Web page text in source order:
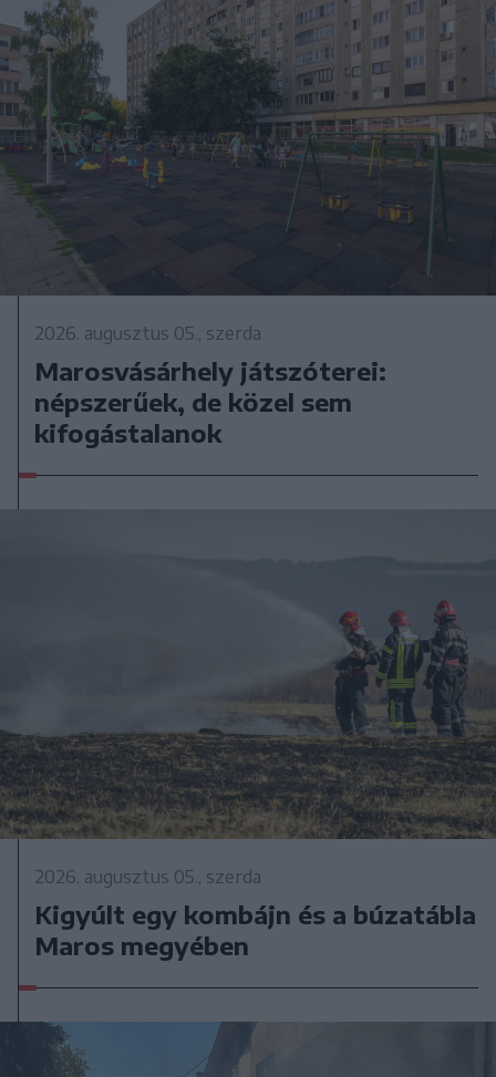
2026. augusztus 05., szerda
Marosvásárhely játszóterei:
népszerűek, de közel sem
kifogástalanok
2026. augusztus 05., szerda
Kigyúlt egy kombájn és a búzatábla
Maros megyében